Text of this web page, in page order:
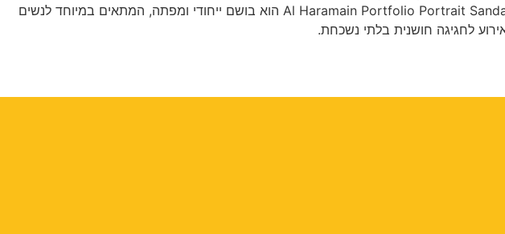
בנוסף, התפשטות הבושם היא בינונית-גבוהה, כך שהוא עשוי להיות חזק מדי עבור אנשים מסוימים. לסיכום, Al Haramain Portfolio Portrait Sandal הוא בושם ייחודי ומפתה, המתאים במיוחד לנשים
לחגיגה חושנית בלתי נשכחת.